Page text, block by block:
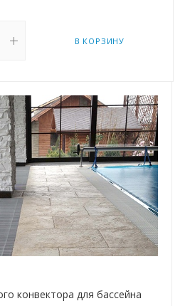
В КОРЗИНУ
конвектора для бассейна